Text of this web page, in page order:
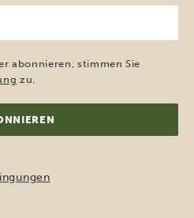
abonnieren, stimmen Sie
zu.